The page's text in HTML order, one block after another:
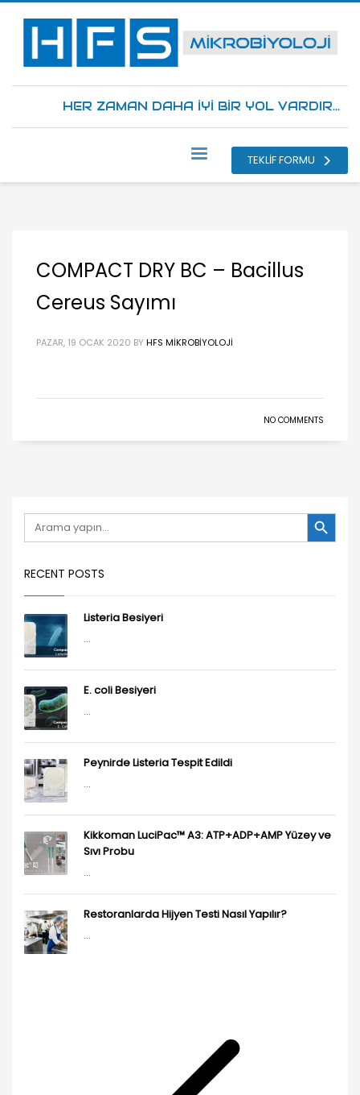
HER ZAMAN DAHA İYİ BİR YOL VARDIR...
TEKLİF FORMU
COMPACT DRY BC – Bacillus
Cereus Sayımı
PAZAR, 19 OCAK 2020 BY HFS MIKROBIYOLOJI
NO COMMENTS
Search
for:
Search Button
RECENT POSTS
Listeria Besiyeri
...
E. coli Besiyeri
...
Peynirde Listeria Tespit Edildi
...
Kikkoman LuciPac™ A3: ATP+ADP+AMP Yüzey ve
Sıvı Probu
...
Restoranlarda Hijyen Testi Nasıl Yapılır?
...